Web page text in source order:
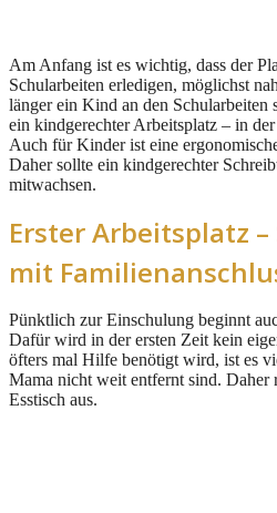
Am Anfang ist es wichtig, dass der
Schularbeiten erledigen, möglichst
länger ein Kind an den Schularbeiten
ein kindgerechter Arbeitsplatz – in
Auch für Kinder ist eine
Daher sollte ein kindgerechter
mitwachsen.
Erster Arbeitsplatz
mit
Pünktlich zur Einschulung beginnt
Dafür wird in der ersten Zeit kein
öfters mal Hilfe benötigt wird, ist es
Mama nicht weit entfernt sind. Daher
Esstisch aus.